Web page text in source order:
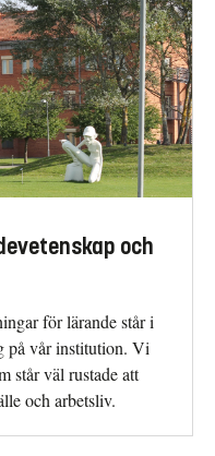
och
för lärande står i
på vår institution. Vi
står väl rustade att
och arbetsliv.